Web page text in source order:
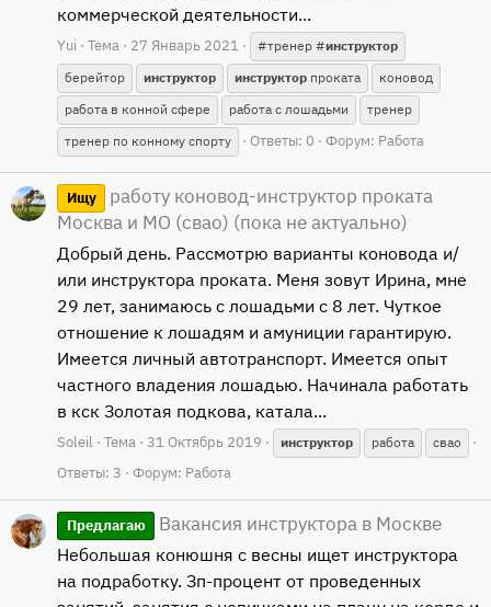
коммерческой деятельности...
Yui Тема 27 Январь 2021 #тренер #инструктор
берейтор
инструктор инструктор проката
коновод
работа в конной сфере
работа с лошадьми
тренер
тренер по конному спорту
Ответы: 0 Форум: Работа
Ищу
работу коновод-инструктор проката
Москва и МО (свао) (пока не актуально)
Добрый день. Рассмотрю варианты коновода и/
или инструктора проката. Меня зовут Ирина, мне
29 лет, занимаюсь с лошадьми с 8 лет. Чуткое
отношение к лошадям и амуниции гарантирую.
Имеется личный автотранспорт. Имеется опыт
частного владения лошадью. Начинала работать
в кск Золотая подкова, катала...
Soleil Тема 31 Октябрь 2019 инструктор работа свао
Ответы: 3 Форум: Работа
Предлагаю Вакансия инструктора в Москве
Небольшая конюшня с весны ищет инструктора
на подработку. Зп-процент от проведенных